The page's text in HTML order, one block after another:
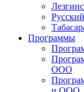
Программы
ООО